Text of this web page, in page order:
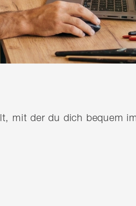
mit der du dich bequem